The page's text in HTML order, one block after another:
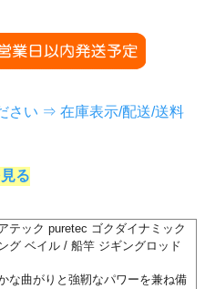
さい ⇒ 在庫表示/配送/送料
る
テック puretec ゴクダイナミック
グ ベイル / 船竿 ジギングロッド
な曲がりと強靭なパワーを兼ね備